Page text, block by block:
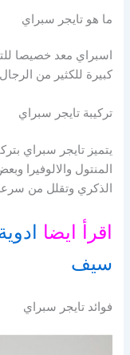
ما هو تايجر سبراي
اسبراي معد خصيصا
كبيرة للكثير من
تركيبة تايجر سبراي
يتميز تايجر سبراي
المنتول والالوفيرا
الذكري وتقلل من
اقرأ ايضا
سيف
فوائد تايجر سبراي